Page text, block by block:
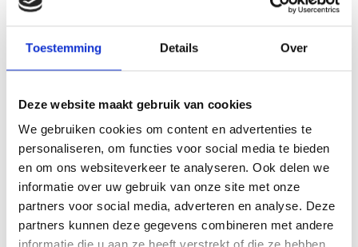
Toestemming Details Over
Deze website maakt gebruik van cookies
We gebruiken cookies om content en advertenties te
personaliseren, om functies voor social media te bieden
en om ons websiteverkeer te analyseren. Ook delen we
informatie over uw gebruik van onze site met onze
partners voor social media, adverteren en analyse. Deze
partners kunnen deze gegevens combineren met andere
RECEPTEN EN TIPS
VAN ONZE GRILL MASTERS